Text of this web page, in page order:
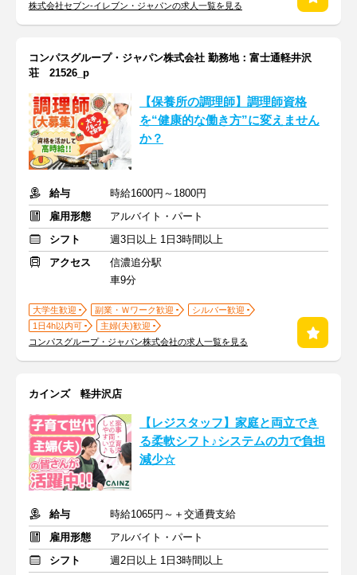
株式会社セブン-イレブン・ジャパンの求人一覧を見る
コンパスグループ・ジャパン株式会社 勤務地：富士通軽井沢
荘 21526_p
【保養所の調理師】調理師資格
を“健康的な働き方”に変えません
か？
給与
時給1600円～1800円
雇用形態
アルバイト・パート
シフト
週3日以上 1日3時間以上
アクセス
信濃追分駅
車9分
大学生歓迎 副業・Ｗワーク歓迎
シルバー歓迎
1日4h以内可
主婦(夫)歓迎
コンパスグループ・ジャパン株式会社の求人一覧を見る
カインズ 軽井沢店
【レジスタッフ】家庭と両立でき
る柔軟シフト♪システムの力で負担
減少☆
給与
時給1065円～＋交通費支給
雇用形態
アルバイト・パート
シフト
週2日以上 1日3時間以上